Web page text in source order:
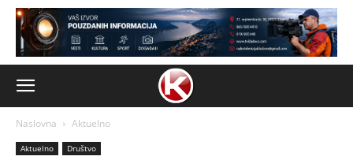
Naslovna Aktuelno
Aktuelno Društvo